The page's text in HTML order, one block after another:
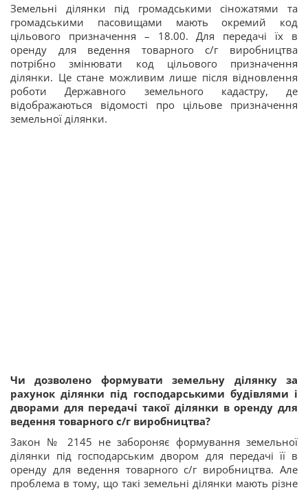
Земельні ділянки під громадськими сіножатями та
громадськими пасовищами мають окремий код
цільового призначення – 18.00. Для передачі їх в
оренду для ведення товарного с/г виробництва
потрібно змінювати код цільового призначення
ділянки. Це стане можливим лише після відновлення
роботи Державного земельного кадастру, де
відображаються відомості про цільове призначення
земельної ділянки.
Чи дозволено формувати земельну ділянку за
рахунок ділянки під господарськими будівлями і
дворами для передачі такої ділянки в оренду для
ведення товарного с/г виробництва?
Закон № 2145 не забороняє формування земельної
ділянки під господарським двором для передачі її в
оренду для ведення товарного с/г виробництва. Але
проблема в тому, що такі земельні ділянки мають різне